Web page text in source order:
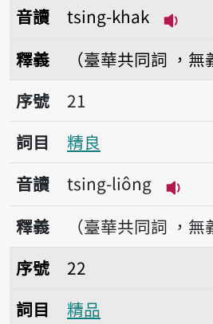
音讀
tsing-khak
釋義
（臺華共同詞 ，無
序號21精良
序號
21
詞目
精良
音讀
tsing-liông
播放
釋義
（臺華共同詞 ，無
序號22精品
序號
22
詞目
精品